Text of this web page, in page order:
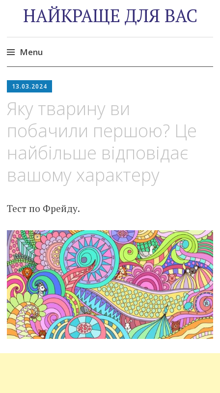
НАЙКРАЩЕ ДЛЯ ВАС
Menu
to
13.03.2024
Яку тварину ви
побачили першою? Це
найбільше відповідає
вашому характеру
Тест по Фрейду.